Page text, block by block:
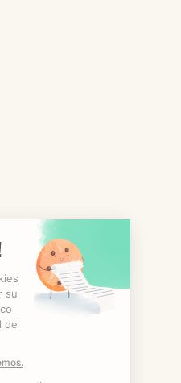
las cookies
mejorar su
el tráfico
general de
lo hacemos.